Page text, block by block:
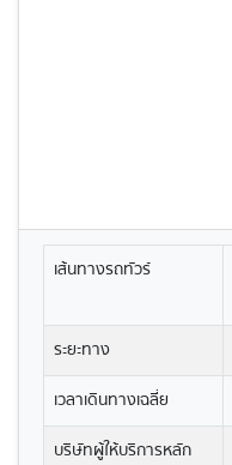
เส้นทางรถทัวร์
ระยะทาง
เวลาเดินทางเฉลี่ย
บริษัทผู้ให้บริการหลัก